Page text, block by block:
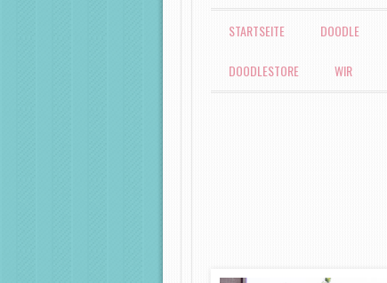
MENÜ
ZUM INHALT SPRINGEN
STARTSEITE DOODLE
DOODLESTORE WIR